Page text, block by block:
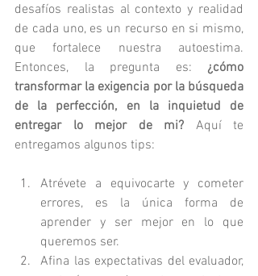
desafíos realistas al contexto y realidad
de cada uno, es un recurso en si mismo,
que fortalece nuestra autoestima.
Entonces, la pregunta es: ¿cómo
transformar la exigencia por la búsqueda
de la perfección, en la inquietud de
entregar lo mejor de mi? Aquí te
entregamos algunos tips:
Atrévete a equivocarte y cometer
errores, es la única forma de
aprender y ser mejor en lo que
queremos ser.
Afina las expectativas del evaluador,